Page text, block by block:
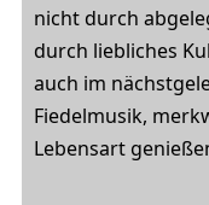
nicht durch
durch liebliches
auch im
Fiedelmusik,
Lebensart